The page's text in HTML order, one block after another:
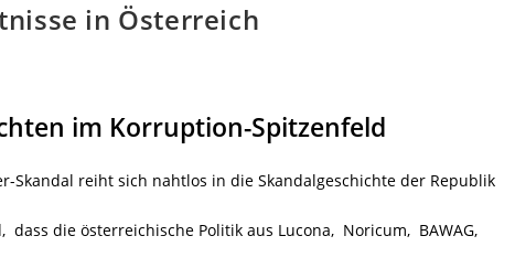
in Österreich
im Korruption-Spitzenfeld
Skandal reiht sich nahtlos in die Skandalgeschichte der Republik
die österreichische Politik aus Lucona, Noricum, BAWAG,